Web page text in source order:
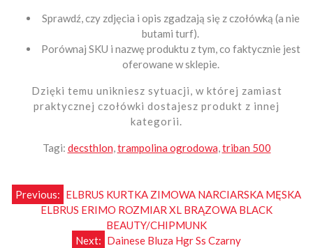
Sprawdź, czy zdjęcia i opis zgadzają się z czołówką (a nie
butami turf).
Porównaj SKU i nazwę produktu z tym, co faktycznie jest
oferowane w sklepie.
Dzięki temu unikniesz sytuacji, w której zamiast
praktycznej czołówki dostajesz produkt z innej
kategorii.
Tagi: decsthlon,trampolina ogrodowa,triban 500
Nawigacja
Previous: ELBRUS KURTKA ZIMOWA NARCIARSKA MĘSKA
ELBRUS ERIMO ROZMIAR XL BRĄZOWA BLACK
BEAUTY/CHIPMUNK
Next: Dainese Bluza Hgr Ss Czarny